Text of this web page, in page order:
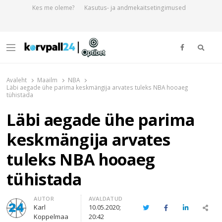
Kes me oleme? Kasutus- ja andmekaitsetingimused
Menu Otsi
Avaleht Maailm
NBA
Läbi aegade ühe parima keskmängija arvates tuleks NBA hooaeg
tühistada
Läbi aegade ühe parima
keskmängija arvates
tuleks NBA hooaeg
tühistada
Author
AUTOR
Karl
Koppelmaa
AVALDATUD
10.05.2020;
20:42
TwitterFacebookLinkedIn